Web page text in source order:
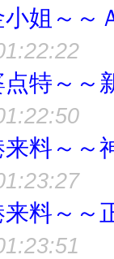
小姐～
点特～
来料～
来料～